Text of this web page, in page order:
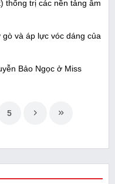
thống trị các nền tảng âm
và áp lực vóc dáng của
Bảo Ngọc ở Miss
5